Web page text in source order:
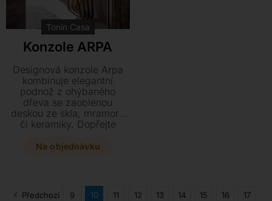
Tonin Casa
Konzole ARPA
Designová konzole Arpa
kombinuje elegantní
podnož z ohýbaného
dřeva se zaoblenou
deskou ze skla, mramoru
či keramiky. Dopřejte
stylový kousek o
stejném designu.
Na objednávku
Předchozí 9 10 11 12 13 14 15 16
17